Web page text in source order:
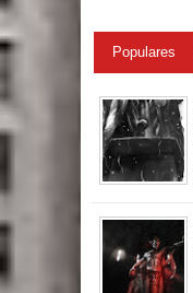
Populares